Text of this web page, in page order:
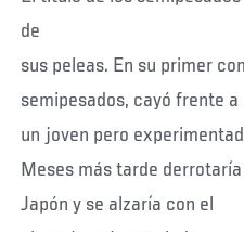
de
sus peleas. En su primer
semipesados, cayó frente a
un joven pero
Meses más tarde
Japón y se alzaría con el